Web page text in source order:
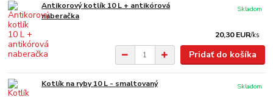
Antikorový kotlík 10 L + antikórová
naberačka
20,30 EUR/ks
Skladom
Pridať do košíka
Kotlík na ryby 10 L - smaltovaný
Skladom